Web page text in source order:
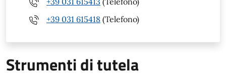
+39 031 615418 (Telefono)
Strumenti di tutela